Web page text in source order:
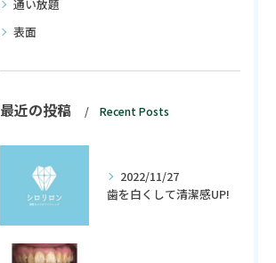
通い放題
表面
最近の投稿 Recent Posts
2022/11/27
歯を白くして清潔感UP!